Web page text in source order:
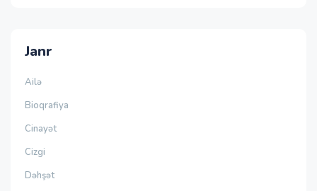
Janr
Ailə
Bioqrafiya
Cinayət
Cizgi
Dəhşət